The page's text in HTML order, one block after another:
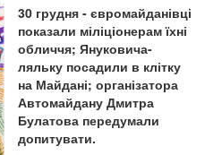
30 грудня - євромайданівці
показали міліціонерам їхні
обличчя; Януковича-
ляльку посадили в клітку
на Майдані; організатора
Автомайдану Дмитра
Булатова передумали
допитувати.